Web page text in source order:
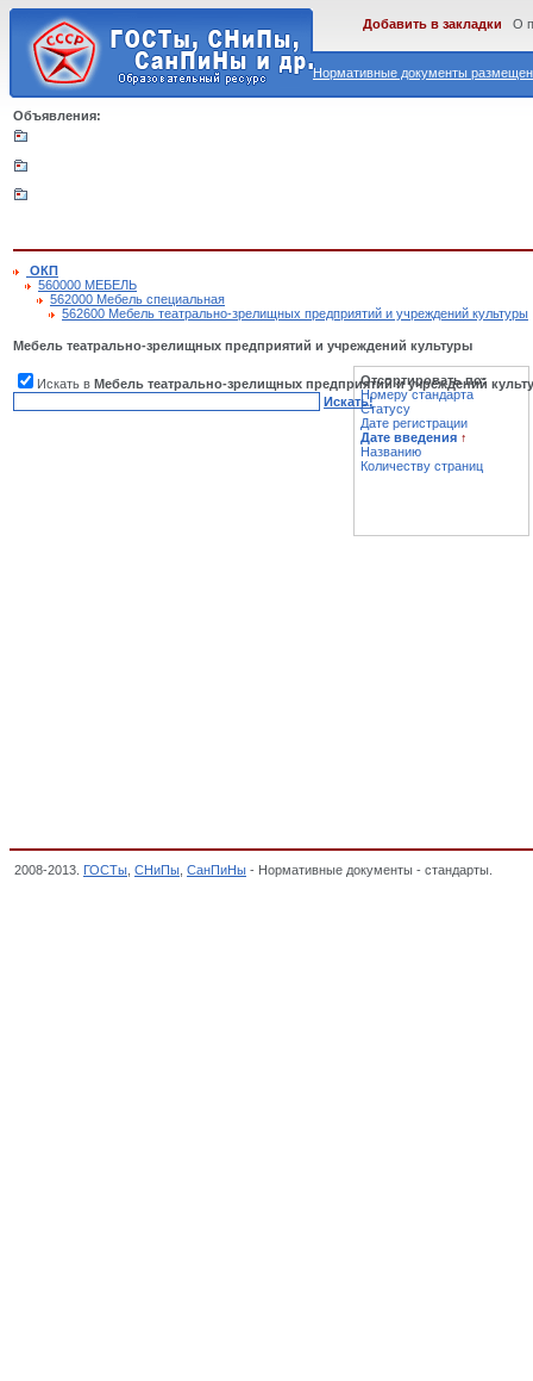
Нормативные документы
Добавить в закладки О
Объявления:
ОКП
560000 МЕБЕЛЬ
562000 Мебель специальная
562600 Мебель театрально-зрелищных предприятий и учреждений культуры
Мебель театрально-зрелищных предприятий и учреждений культуры
Искать в Мебель театрально-зрелищных предприятий и учреждений
Искать!
Отсортировать по:
Номеру стандарта
Статусу
Дате регистрации
Дате введения ↑
Названию
Количеству страниц
2008-2013. ГОСТы СНиПы СанПиНы - Нормативные документы - стандарты.